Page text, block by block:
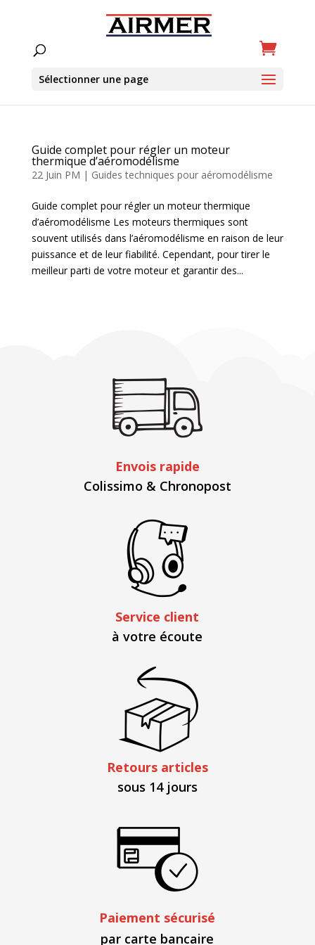
Sélectionner une page
Guide complet pour régler un moteur
thermique d’aéromodélisme
22 Juin PM | Guides techniques pour aéromodélisme
Guide complet pour régler un moteur thermique
d’aéromodélisme Les moteurs thermiques sont
souvent utilisés dans l’aéromodélisme en raison de leur
puissance et de leur fiabilité. Cependant, pour tirer le
meilleur parti de votre moteur et garantir des...
Envois rapide
Colissimo & Chronopost
Service client
à votre écoute
Retours articles
sous 14 jours
Paiement sécurisé
par carte bancaire